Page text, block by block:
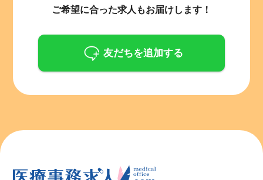
ご希望に合った求人もお届けします！
友だちを追加する